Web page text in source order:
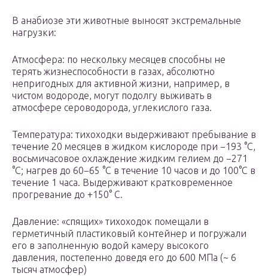
В анабиозе эти животные выносят экстремальные
нагрузки:
Атмосфера: по нескольку месяцев способны не
терять жизнеспособности в газах, абсолютно
непригодных для активной жизни, например, в
чистом водороде, могут подолгу выживать в
атмосфере сероводорода, углекислого газа.
Температура: тихоходки выдерживают пребывание в
течение 20 месяцев в жидком кислороде при −193 °C,
восьмичасовое охлаждение жидким гелием до −271
°С; нагрев до 60−65 °С в течение 10 часов и до 100°С в
течение 1 часа. Выдерживают кратковременное
прогревание до +150° С.
Давление: «спящих» тихоходок помещали в
герметичный пластиковый контейнер и погружали
его в заполненную водой камеру высокого
давления, постепенно доведя его до 600 МПа (~ 6
тысяч атмосфер)